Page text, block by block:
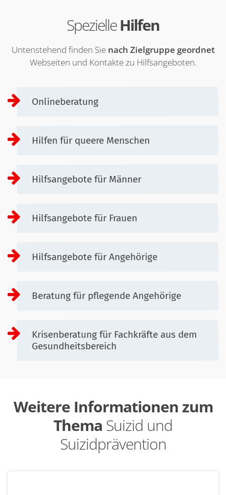
SpezielleHilfen
Untenstehend finden Sie nach Zielgruppe geordnet
Webseiten und Kontakte zu Hilfsangeboten.
Onlineberatung
Hilfen für queere Menschen
Hilfsangebote für Männer
Hilfsangebote für Frauen
Hilfsangebote für Angehörige
Beratung für pflegende Angehörige
Krisenberatung für Fachkräfte aus dem
Gesundheitsbereich
Weitere Informationen zum
Thema Suizid und
Suizidprävention